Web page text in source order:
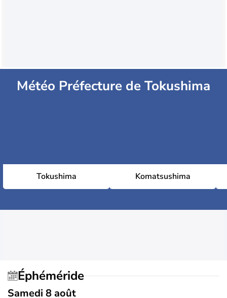
Météo Préfecture de Tokushima
Tokushima Komatsushima
Éphéméride
Samedi 8 août